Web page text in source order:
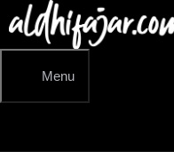
Langsung
ke
Menu